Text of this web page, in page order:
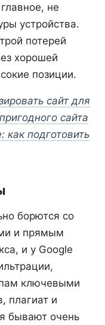
не
устройства.
потерей
хорошей
позиции.
сайт для
сайта
как подготовить
борются со
и прямым
и у Google
ключевыми
плагиат и
бывают очень